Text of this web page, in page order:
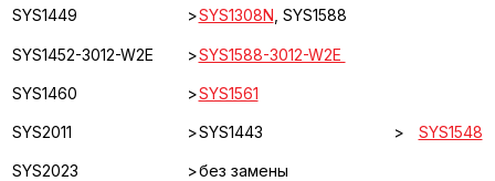
SYS1449 >SYS1308N , SYS1588
SYS1452-3012-W2E >SYS1588-3012-W2E
SYS1460 >SYS1561
SYS2011 >SYS1443 > SYS1548
SYS2023 >без замены